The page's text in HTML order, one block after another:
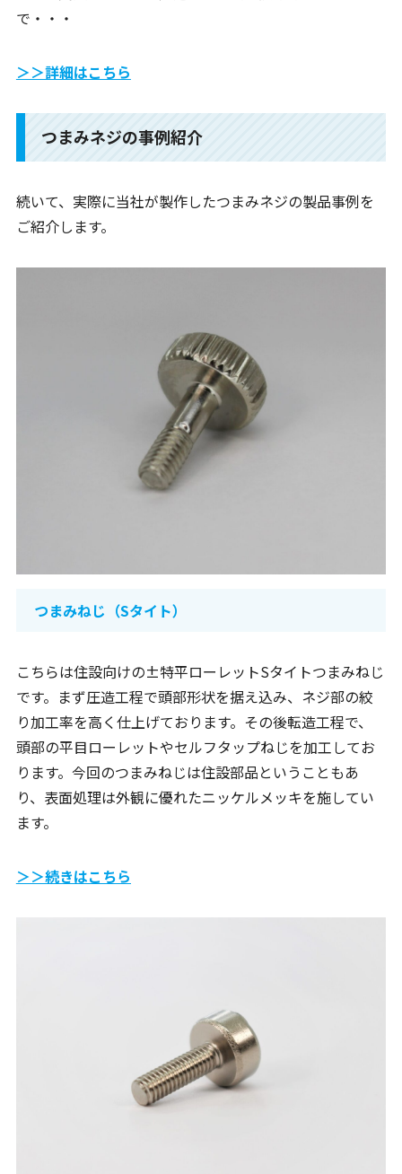
で・・・
＞＞詳細はこちら
つまみネジの事例紹介
続いて、実際に当社が製作したつまみネジの製品事例を
ご紹介します。
つまみねじ（Sタイト）
こちらは住設向けの±特平ローレットSタイトつまみねじ
です。まず圧造工程で頭部形状を据え込み、ネジ部の絞
り加工率を高く仕上げております。その後転造工程で、
頭部の平目ローレットやセルフタップねじを加工してお
ります。今回のつまみねじは住設部品ということもあ
り、表面処理は外観に優れたニッケルメッキを施してい
ます。
＞＞続きはこちら